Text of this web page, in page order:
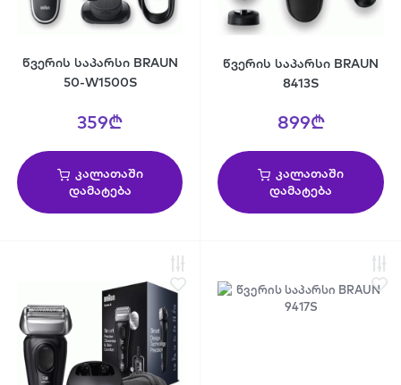
წვერის საპარსი BRAUN
50-W1500S
359₾
კალათაში
დამატება
წვერის საპარსი BRAUN
8413S
899₾
კალათაში
დამატება